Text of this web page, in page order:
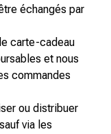
échangés par
carte-cadeau
et nous
commandes
ou distribuer
via les